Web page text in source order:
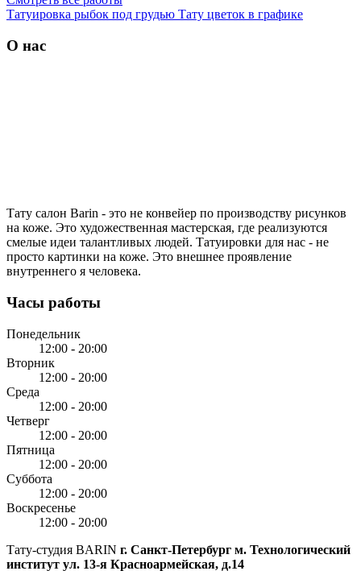
Татуировка рыбок под грудью Тату цветок в графике
О нас
Тату салон Barin - это не конвейер по производству рисунков
на коже. Это художественная мастерская, где реализуются
смелые идеи талантливых людей. Татуировки для нас - не
просто картинки на коже. Это внешнее проявление
внутреннего я человека.
Часы работы
Понедельник
12:00 - 20:00
Вторник
12:00 - 20:00
Среда
12:00 - 20:00
Четверг
12:00 - 20:00
Пятница
12:00 - 20:00
Суббота
12:00 - 20:00
Воскресенье
12:00 - 20:00
Тату-студия BARIN г. Санкт-Петербург м. Технологический
институт ул. 13-я Красноармейская, д.14